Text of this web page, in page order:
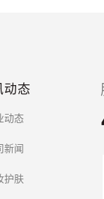
动态
动态
新闻
护肤